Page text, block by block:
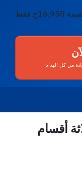
أقسام